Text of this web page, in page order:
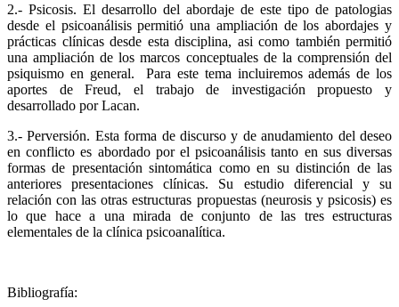
2.- Psicosis. El desarrollo del abordaje de este tipo de patologias
desde el psicoanálisis permitió una ampliación de los abordajes y
prácticas clínicas desde esta disciplina, asi como también permitió
una ampliación de los marcos conceptuales de la comprensión del
psiquismo en general. Para este tema incluiremos además de los
aportes de Freud, el trabajo de investigación propuesto y
desarrollado por Lacan.
3.- Perversión. Esta forma de discurso y de anudamiento del deseo
en conflicto es abordado por el psicoanálisis tanto en sus diversas
formas de presentación sintomática como en su distinción de las
anteriores presentaciones clínicas. Su estudio diferencial y su
relación con las otras estructuras propuestas (neurosis y psicosis) es
lo que hace a una mirada de conjunto de las tres estructuras
elementales de la clínica psicoanalítica.
Bibliografía: